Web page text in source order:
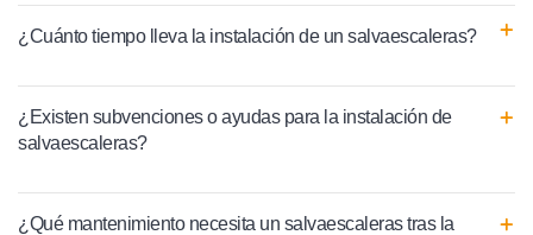
¿Cuánto tiempo lleva la instalación de un salvaescaleras?
¿Existen subvenciones o ayudas para la instalación de
salvaescaleras?
¿Qué mantenimiento necesita un salvaescaleras tras la